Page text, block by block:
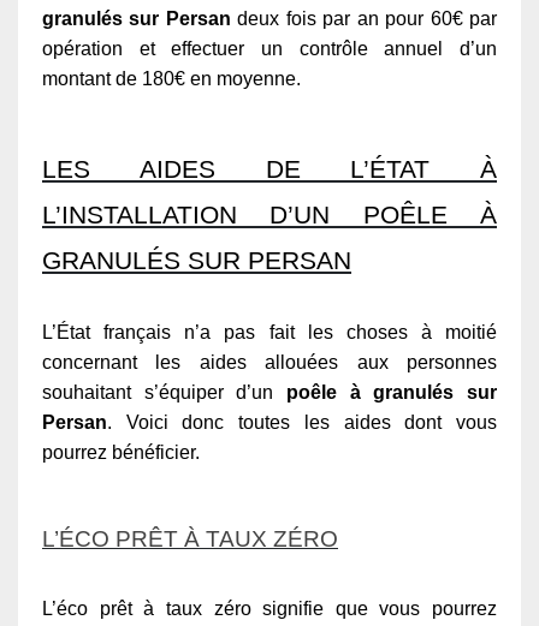
granulés sur Persan deux fois par an pour 60€ par
opération et effectuer un contrôle annuel d’un
montant de 180€ en moyenne.
LES AIDES DE L’ÉTAT À
L’INSTALLATION D’UN POÊLE À
GRANULÉS SUR PERSAN
L’État français n’a pas fait les choses à moitié
concernant les aides allouées aux personnes
souhaitant s’équiper d’un poêle à granulés sur
Persan. Voici donc toutes les aides dont vous
pourrez bénéficier.
L’ÉCO PRÊT À TAUX ZÉRO
L’éco prêt à taux zéro signifie que vous pourrez